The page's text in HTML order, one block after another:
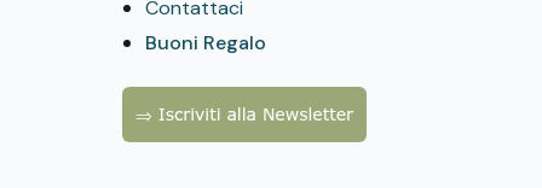
Contattaci
Buoni Regalo